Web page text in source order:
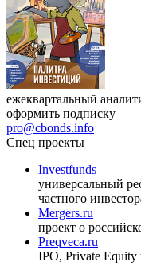
ежеквартальный
оформить подписку
pro@cbonds.info
Спец проекты
Investfunds
универсальный
частного